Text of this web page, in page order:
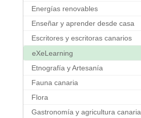
Energías renovables
Enseñar y aprender desde casa
Escritores y escritoras canarios
eXeLearning
Etnografía y Artesanía
Fauna canaria
Flora
Gastronomía y agricultura canaria